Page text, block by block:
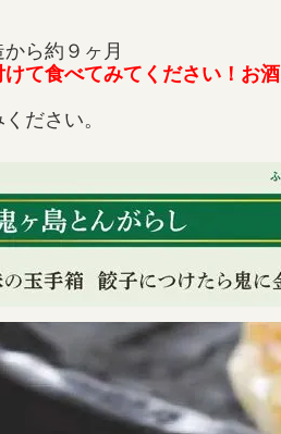
ら約９ヶ月
て食べてみてください！お
ださい。